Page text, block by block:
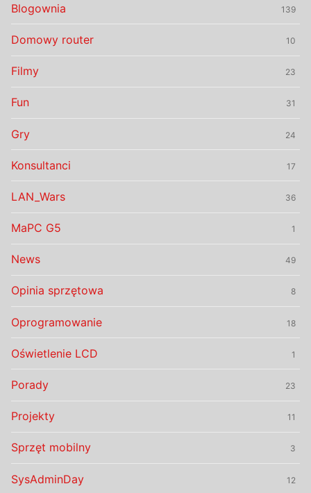
Blogownia 139
Domowy router 10
Filmy 23
Fun 31
Gry 24
Konsultanci 17
LAN_Wars 36
MaPC G5 1
News 49
Opinia sprzętowa 8
Oprogramowanie 18
Oświetlenie LCD 1
Porady 23
Projekty 11
Sprzęt mobilny 3
SysAdminDay 12